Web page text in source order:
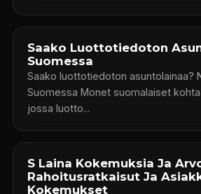
Saako Luottotiedoton
Suomessa
Saako luottotiedoton asuntolainaa?
Suomessa Monet suomalaiset kohtaavat tilanteen,
jossa luotto...
S Laina Kokemuksia Ja
Rahoitusratkaisut Ja
Kokemukset